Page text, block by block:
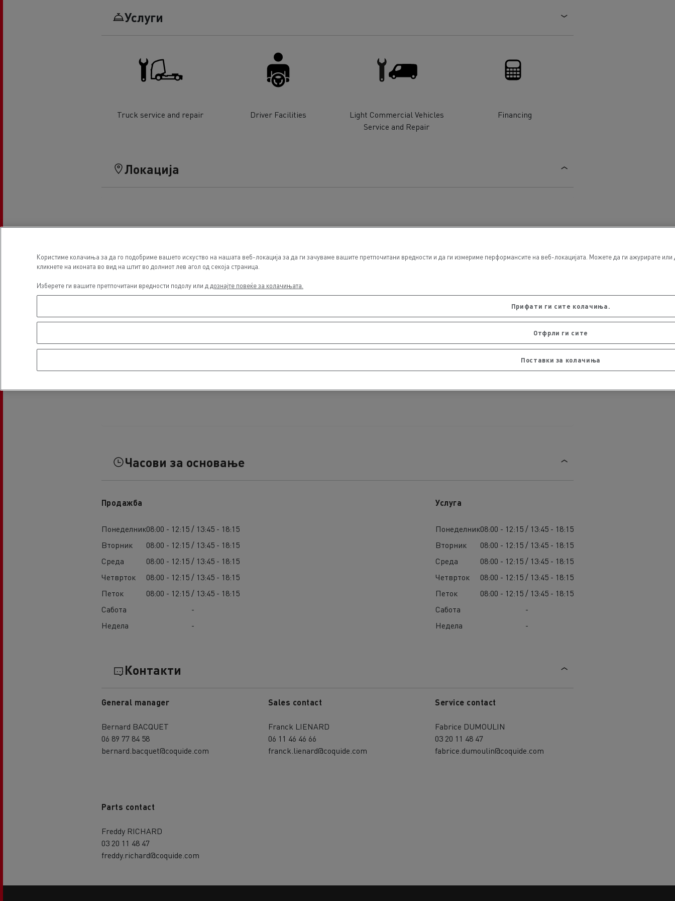
Услуги
Truck service and repair Driver Facilities
Light Commercial Vehicles
Service and Repair
Financing
Локација
Часови за основање
Продажба
Понеделник08:00 - 12:15 / 13:45 - 18:15
Вторник
08:00 - 12:15 / 13:45 - 18:15
Среда
08:00 - 12:15 / 13:45 - 18:15
Четврток
08:00 - 12:15 / 13:45 - 18:15
Петок
08:00 - 12:15 / 13:45 - 18:15
Сабота
-
Недела
-
Услуга
Понеделник08:00 - 12:15 / 13:45 - 18:15
Вторник
08:00 - 12:15 / 13:45 - 18:15
Среда
08:00 - 12:15 / 13:45 - 18:15
Четврток
08:00 - 12:15 / 13:45 - 18:15
Петок
08:00 - 12:15 / 13:45 - 18:15
Сабота
-
Недела
-
Контакти
General manager
Bernard BACQUET
06 89 77 84 58
bernard.bacquet@coquide.com
Sales contact
Franck LIENARD
06 11 46 46 66
franck.lienard@coquide.com
Service contact
Fabrice DUMOULIN
03 20 11 48 47
fabrice.dumoulin@coquide.com
Parts contact
Freddy RICHARD
03 20 11 48 47
freddy.richard@coquide.com
Користиме колачиња за да го подобриме вашето искуство на нашата веб-локација за да ги зачуваме вашите претпочитани вредности и да ги измериме перформансите на веб-локацијата. Можете да ги ажурирате
кликнете на иконата во вид на штит во долниот лев агол од секоја страница.
Изберете ги вашите претпочитани вредности подолу или д дознајте повеќе за колачињата.
Прифати ги сите колачиња.
Отфрли ги сите
Поставки за колачиња